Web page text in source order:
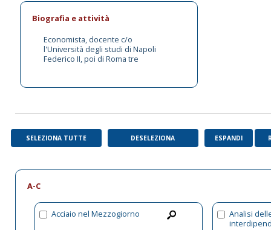
Biografia e attività
Economista, docente c/o
l'Università degli studi di Napoli
Federico II, poi di Roma tre
SELEZIONA TUTTE DESELEZIONA ESPANDI
A-C
Acciaio nel Mezzogiorno
Analisi